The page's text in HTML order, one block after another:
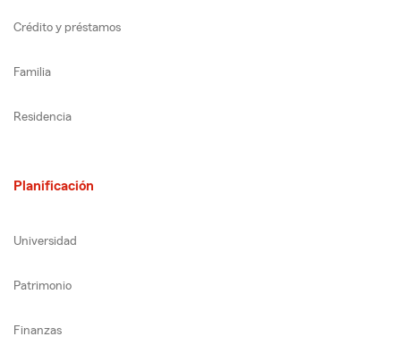
Crédito y préstamos
Familia
Residencia
Planificación
Universidad
Patrimonio
Finanzas